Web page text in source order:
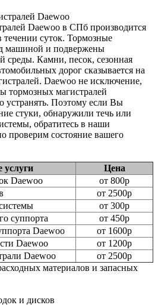
Daewoo в СПб производится
суток. Тормозные
машиной и подвержены
среды. Камни, песок, сезонная
дорог сказывается на
Daewoo не исключение,
тормозных магистралей
устранять. Поэтому если Вы
стуки, обнаружили течь или
обратитесь в наши
проверим состояние вашего
услуги
Цена
Daewoo
от 800р
от 2500р
от 300р
суппорта
от 450р
Daewoo
от 1600р
Daewoo
от 1200р
Daewoo
от 2500р
материалов и запасных